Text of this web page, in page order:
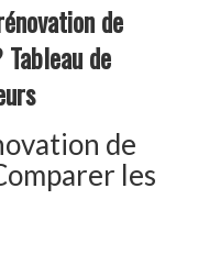
de
de
de
les